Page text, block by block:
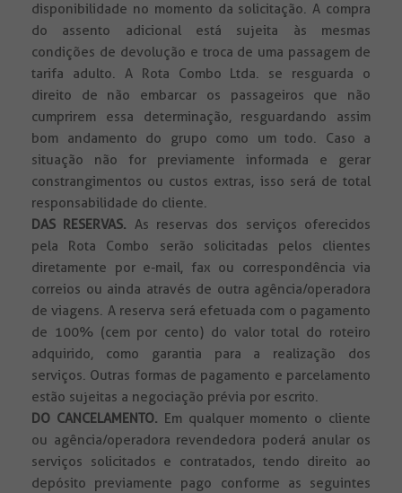
disponibilidade no momento da solicitação. A compra
do assento adicional está sujeita às mesmas
condições de devolução e troca de uma passagem de
tarifa adulto. A Rota Combo Ltda. se resguarda o
direito de não embarcar os passageiros que não
cumprirem essa determinação, resguardando assim
bom andamento do grupo como um todo. Caso a
situação não for previamente informada e gerar
constrangimentos ou custos extras, isso será de total
responsabilidade do cliente.
DAS RESERVAS. As reservas dos serviços oferecidos
pela Rota Combo serão solicitadas pelos clientes
diretamente por e-mail, fax ou correspondência via
correios ou ainda através de outra agência/operadora
de viagens. A reserva será efetuada com o pagamento
de 100% (cem por cento) do valor total do roteiro
adquirido, como garantia para a realização dos
serviços. Outras formas de pagamento e parcelamento
estão sujeitas a negociação prévia por escrito.
DO CANCELAMENTO. Em qualquer momento o cliente
ou agência/operadora revendedora poderá anular os
serviços solicitados e contratados, tendo direito ao
depósito previamente pago conforme as seguintes